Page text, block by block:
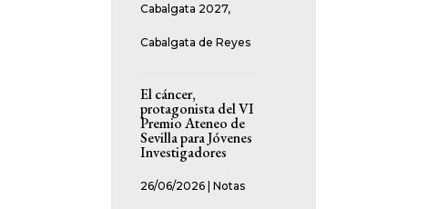
Cabalgata 2027,
Cabalgata de Reyes
El cáncer,
protagonista del VI
Premio Ateneo de
Sevilla para Jóvenes
Investigadores
26/06/2026 |Notas